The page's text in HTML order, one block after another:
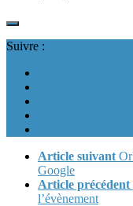
Suivre :
Article suivant
Google
Article précédent
l’évènement